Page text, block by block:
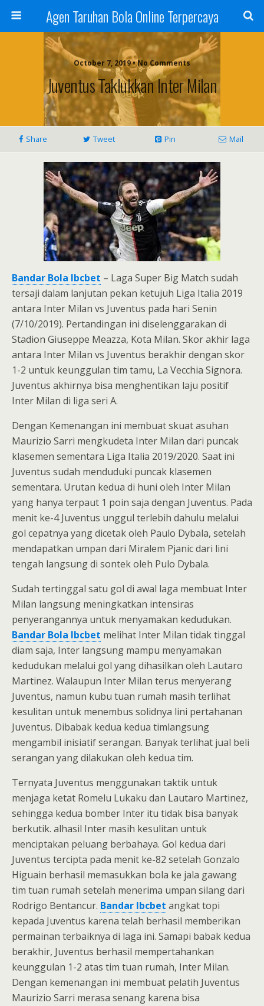
Agen Taruhan Bola Online Terpercaya
October 7, 2019 • No Comments
Juventus Taklukkan Inter Milan
Share Tweet Pin Mail
Bandar Bola Ibcbet – Laga Super Big Match sudah
tersaji dalam lanjutan pekan ketujuh Liga Italia 2019
antara Inter Milan vs Juventus pada hari Senin
(7/10/2019). Pertandingan ini diselenggarakan di
Stadion Giuseppe Meazza, Kota Milan. Skor akhir laga
antara Inter Milan vs Juventus berakhir dengan skor
1-2 untuk keunggulan tim tamu, La Vecchia Signora.
Juventus akhirnya bisa menghentikan laju positif
Inter Milan di liga seri A.
Dengan Kemenangan ini membuat skuat asuhan
Maurizio Sarri mengkudeta Inter Milan dari puncak
klasemen sementara Liga Italia 2019/2020. Saat ini
Juventus sudah menduduki puncak klasemen
sementara. Urutan kedua di huni oleh Inter Milan
yang hanya terpaut 1 poin saja dengan Juventus. Pada
menit ke-4 Juventus unggul terlebih dahulu melalui
gol cepatnya yang dicetak oleh Paulo Dybala, setelah
mendapatkan umpan dari Miralem Pjanic dari lini
tengah langsung di sontek oleh Pulo Dybala.
Sudah tertinggal satu gol di awal laga membuat Inter
Milan langsung meningkatkan intensiras
penyerangannya untuk menyamakan kedudukan.
Bandar Bola Ibcbet melihat Inter Milan tidak tinggal
diam saja, Inter langsung mampu menyamakan
kedudukan melalui gol yang dihasilkan oleh Lautaro
Martinez. Walaupun Inter Milan terus menyerang
Juventus, namun kubu tuan rumah masih terlihat
kesulitan untuk menembus solidnya lini pertahanan
Juventus. Dibabak kedua kedua timlangsung
mengambil inisiatif serangan. Banyak terlihat jual beli
serangan yang dilakukan oleh kedua tim.
Ternyata Juventus menggunakan taktik untuk
menjaga ketat Romelu Lukaku dan Lautaro Martinez,
sehingga kedua bomber Inter itu tidak bisa banyak
berkutik. alhasil Inter masih kesulitan untuk
menciptakan peluang berbahaya. Gol kedua dari
Juventus tercipta pada menit ke-82 setelah Gonzalo
Higuain berhasil memasukkan bola ke jala gawang
tim tuan rumah setelah menerima umpan silang dari
Rodrigo Bentancur. Bandar Ibcbet angkat topi
kepada Juventus karena telah berhasil memberikan
permainan terbaiknya di laga ini. Samapi babak kedua
berakhir, Juventus berhasil mempertahankan
keunggulan 1-2 atas tim tuan rumah, Inter Milan.
Dengan kemenangan ini membuat pelatih Juventus
Maurizio Sarri merasa senang karena bisa